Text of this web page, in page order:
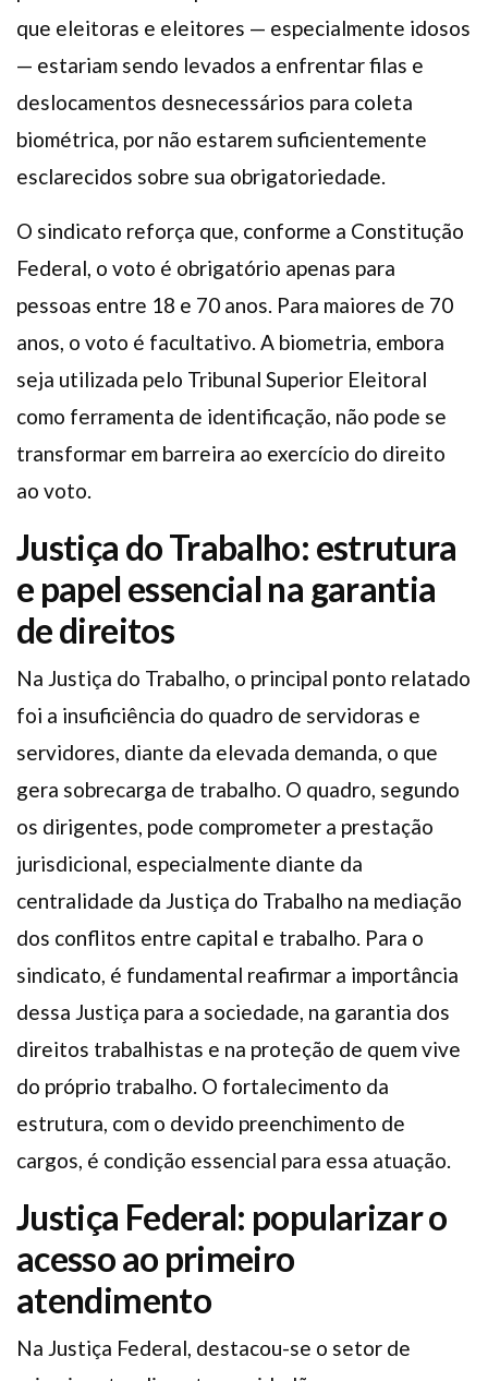
que eleitoras e eleitores — especialmente idosos
— estariam sendo levados a enfrentar filas e
deslocamentos desnecessários para coleta
biométrica, por não estarem suficientemente
esclarecidos sobre sua obrigatoriedade.
O sindicato reforça que, conforme a Constitução
Federal, o voto é obrigatório apenas para
pessoas entre 18 e 70 anos. Para maiores de 70
anos, o voto é facultativo. A biometria, embora
seja utilizada pelo Tribunal Superior Eleitoral
como ferramenta de identificação, não pode se
transformar em barreira ao exercício do direito
ao voto.
Justiça do Trabalho: estrutura
e papel essencial na garantia
de direitos
Na Justiça do Trabalho, o principal ponto relatado
foi a insuficiência do quadro de servidoras e
servidores, diante da elevada demanda, o que
gera sobrecarga de trabalho. O quadro, segundo
os dirigentes, pode comprometer a prestação
jurisdicional, especialmente diante da
centralidade da Justiça do Trabalho na mediação
dos conflitos entre capital e trabalho. Para o
sindicato, é fundamental reafirmar a importância
dessa Justiça para a sociedade, na garantia dos
direitos trabalhistas e na proteção de quem vive
do próprio trabalho. O fortalecimento da
estrutura, com o devido preenchimento de
cargos, é condição essencial para essa atuação.
Justiça Federal: popularizar o
acesso ao primeiro
atendimento
Na Justiça Federal, destacou-se o setor de